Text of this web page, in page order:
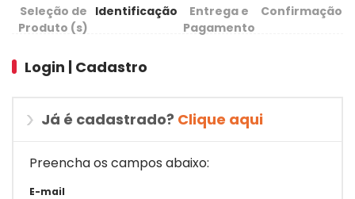
Seleção de
Produto (s)
Identificação
Entrega e
Pagamento
Confirmação
Login | Cadastro
Já é cadastrado? Clique aqui
Preencha os campos abaixo:
E-mail